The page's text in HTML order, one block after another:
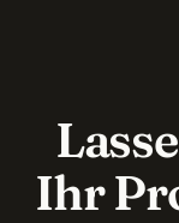
Ihr